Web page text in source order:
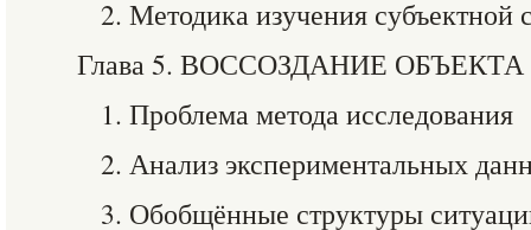
2. Методика изучения
Глава 5. ВОССОЗДАНИЕ ОБЪЕКТА
1. Проблема метода исследования
2. Анализ экспериментальных
3. Обобщённые структуры